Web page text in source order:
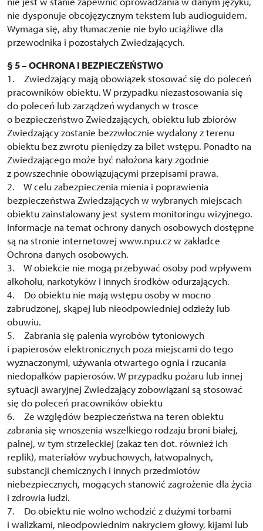
nie dysponuje obcojęzycznym tekstem lub audioguidem.
Wymaga się, aby tłumaczenie nie było uciążliwe dla
przewodnika i pozostałych Zwiedzających.
§ 5 – OCHRONA I BEZPIECZEŃSTWO
1. Zwiedzający mają obowiązek stosować się do poleceń
pracowników obiektu. W przypadku niezastosowania się
do poleceń lub zarządzeń wydanych w trosce
o bezpieczeństwo Zwiedzających, obiektu lub zbiorów
Zwiedzający zostanie bezzwłocznie wydalony z terenu
obiektu bez zwrotu pieniędzy za bilet wstępu. Ponadto na
Zwiedzającego może być nałożona kary zgodnie
z powszechnie obowiązującymi przepisami prawa.
2. W celu zabezpieczenia mienia i poprawienia
bezpieczeństwa Zwiedzających w wybranych miejscach
obiektu zainstalowany jest system monitoringu wizyjnego.
Informacje na temat ochrony danych osobowych dostępne
są na stronie internetowej www.npu.cz w zakładce
Ochrona danych osobowych.
3. W obiekcie nie mogą przebywać osoby pod wpływem
alkoholu, narkotyków i innych środków odurzających.
4. Do obiektu nie mają wstępu osoby w mocno
zabrudzonej, skąpej lub nieodpowiedniej odzieży lub
obuwiu.
5. Zabrania się palenia wyrobów tytoniowych
i papierosów elektronicznych poza miejscami do tego
wyznaczonymi, używania otwartego ognia i rzucania
niedopałków papierosów. W przypadku pożaru lub innej
sytuacji awaryjnej Zwiedzający zobowiązani są stosować
się do poleceń pracowników obiektu
6. Ze względów bezpieczeństwa na teren obiektu
zabrania się wnoszenia wszelkiego rodzaju broni białej,
palnej, w tym strzeleckiej (zakaz ten dot. również ich
replik), materiałów wybuchowych, łatwopalnych,
substancji chemicznych i innych przedmiotów
niebezpiecznych, mogących stanowić zagrożenie dla życia
i zdrowia ludzi.
7. Do obiektu nie wolno wchodzić z dużymi torbami
i walizkami, nieodpowiednim nakryciem głowy, kijami lub